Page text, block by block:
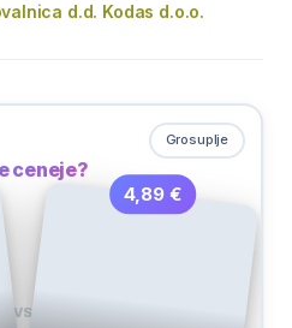
d.d. Kodas d.o.o.
Grosuplje
ceneje?
VS
4,89 €